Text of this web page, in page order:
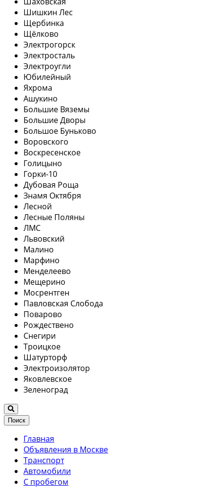
Шишкин Лес
Щербинка
Щёлково
Электрогорск
Электросталь
Электроугли
Юбилейный
Яхрома
Ашукино
Большие Вяземы
Большие Дворы
Большое Буньково
Воровского
Воскресенское
Голицыно
Горки-10
Дубовая Роща
Знамя Октября
Лесной
Лесные Поляны
ЛМС
Львовский
Малино
Марфино
Менделеево
Мещерино
Мосрентген
Павловская Слобода
Поварово
Рождествено
Снегири
Троицкое
Шатурторф
Электроизолятор
Яковлевское
Зеленоград
Поиск
Главная
Объявления в Москве
Транспорт
Автомобили
С пробегом